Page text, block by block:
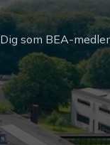
Dig som BEA-